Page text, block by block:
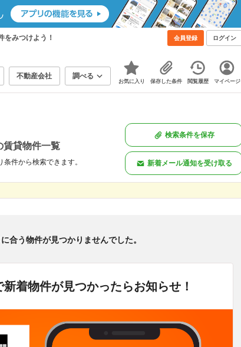
みつけよう！ 会員登録 ログイン
不動産会社 調べる
お気に入り 保存した条件 閲覧履歴 マイページ
賃貸物件一覧
件から検索できます。
検索条件を保存
新着メール通知を受け取る
<
に合う物件が見つかりませんでした。
着物件が見つかったらお知らせ！